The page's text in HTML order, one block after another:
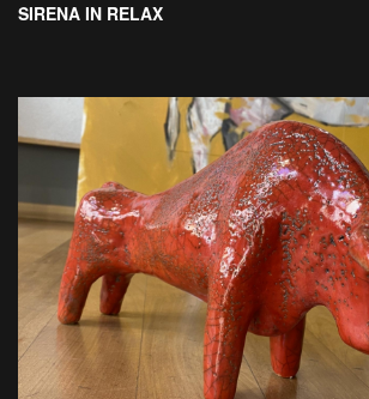
SIRENA IN RELAX